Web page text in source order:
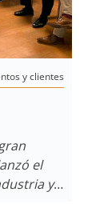
y clientes
el
y